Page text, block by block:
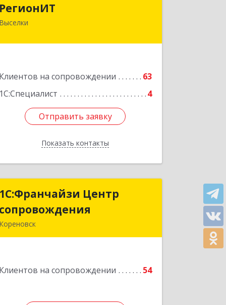
РегионИТ
Выселки
Клиентов на сопровождении
63
1С:Специалист
4
Отправить заявку
Показать контакты
353103, Краснодарский край, м.р-н
Отправить заявку
Назад
1С:Франчайзи Центр
сопровождения
Кореновск
Клиентов на сопровождении 54
1С:Франчайзи Центр
сопровождения